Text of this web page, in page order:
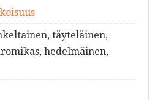
täyteläinen,
hedelmäinen,